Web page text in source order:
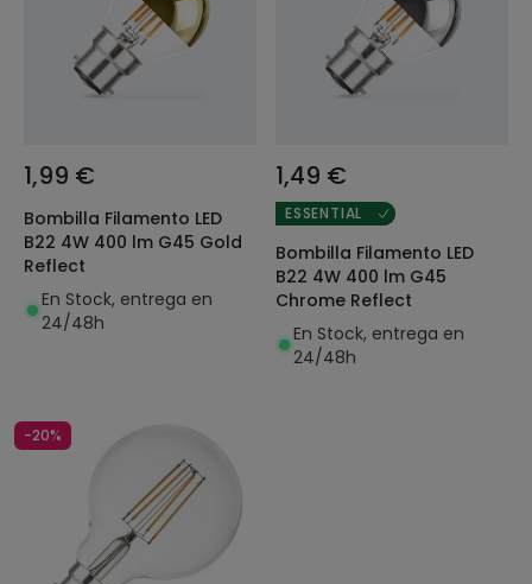
1,99 €
Bombilla Filamento LED
B22 4W 400 lm G45 Gold
Reflect
En Stock, entrega en
24/48h
1,49 €
ESSENTIAL
Bombilla Filamento LED
B22 4W 400 lm G45
Chrome Reflect
En Stock, entrega en
24/48h
-20%